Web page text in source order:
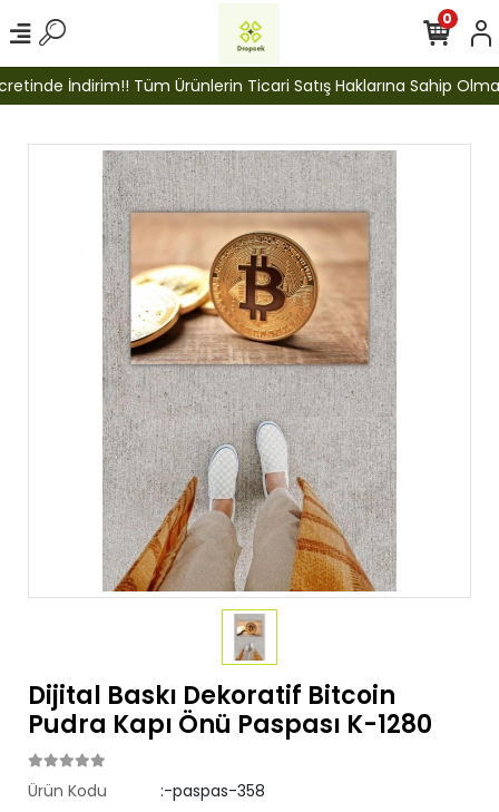
İndirim!! Tüm Ürünlerin Ticari Satış Haklarına Sahip
0
Dijital Baskı Dekoratif Bitcoin
Pudra Kapı Önü Paspası K-1280
Ürün Kodu
:-paspas-358